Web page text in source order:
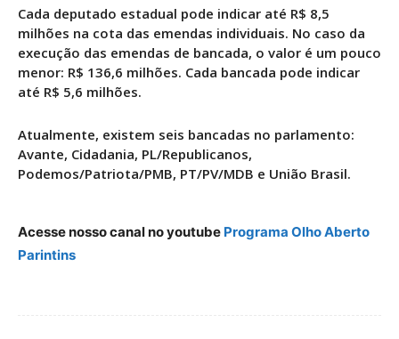
Cada deputado estadual pode indicar até R$ 8,5
milhões na cota das emendas individuais. No caso da
execução das emendas de bancada, o valor é um pouco
menor: R$ 136,6 milhões. Cada bancada pode indicar
até R$ 5,6 milhões.
Atualmente, existem seis bancadas no parlamento:
Avante, Cidadania, PL/Republicanos,
Podemos/Patriota/PMB, PT/PV/MDB e União Brasil.
Acesse nosso canal no youtube Programa Olho Aberto
Parintins